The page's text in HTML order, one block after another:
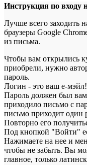
Инструкция по входу
Лучше всего заходить
браузеры Google
из письма.
Чтобы вам открылись
приобрели, нужно
пароль.
Логин - это ваш е-мэйл!
Пароль должен был
приходило письмо с
письмо приходит один
Повторно его
Под кнопкой "Войти"
Нажимаете на нее и
чтобы не забыть. Вы
главное, только